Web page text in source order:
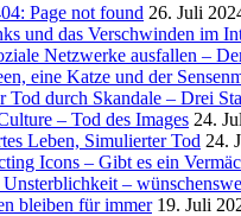
Page not found 26. Juli
und das Verschwinden im
Netzwerke ausfallen –
eine Katze und der
Tod durch Skandale – Drei
– Tod des Images 24.
Leben, Simulierter Tod 24.
Icons – Gibt es ein
–
bleiben für immer 19. Juli